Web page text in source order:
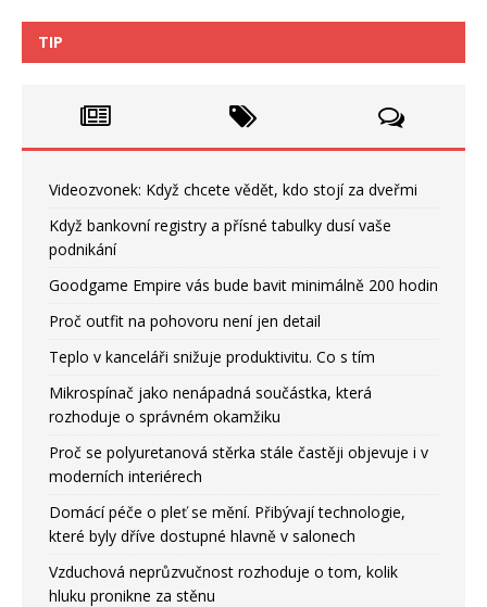
TIP
Videozvonek: Když chcete vědět, kdo stojí za dveřmi
Když bankovní registry a přísné tabulky dusí vaše
podnikání
Goodgame Empire vás bude bavit minimálně 200 hodin
Proč outfit na pohovoru není jen detail
Teplo v kanceláři snižuje produktivitu. Co s tím
Mikrospínač jako nenápadná součástka, která
rozhoduje o správném okamžiku
Proč se polyuretanová stěrka stále častěji objevuje i v
moderních interiérech
Domácí péče o pleť se mění. Přibývají technologie,
které byly dříve dostupné hlavně v salonech
Vzduchová neprůzvučnost rozhoduje o tom, kolik
hluku pronikne za stěnu